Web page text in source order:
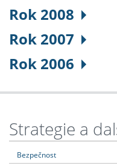
Rok 2008
Rok 2007
Rok 2006
Strategie a
Bezpečnost